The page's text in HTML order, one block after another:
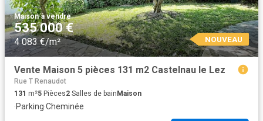
Maison·à vendre
535 000 €
4 083 €/m² NOUVEAU
Vente Maison 5 pièces 131 m2 Castelnau le Lez
Rue T Renaudot
131 m²5 Pièces2 Salles de bainMaison
·Parking·Cheminée